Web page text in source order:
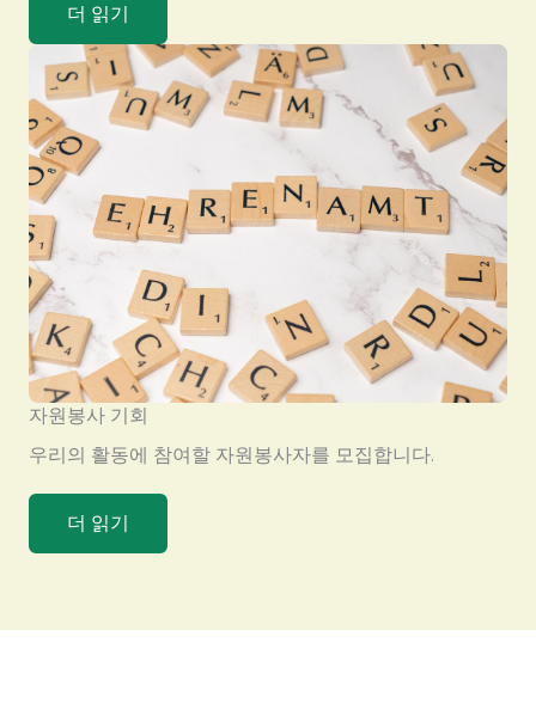
더 읽기
자원봉사 기회
우리의 활동에 참여할 자원봉사자를 모집합니다.
더 읽기